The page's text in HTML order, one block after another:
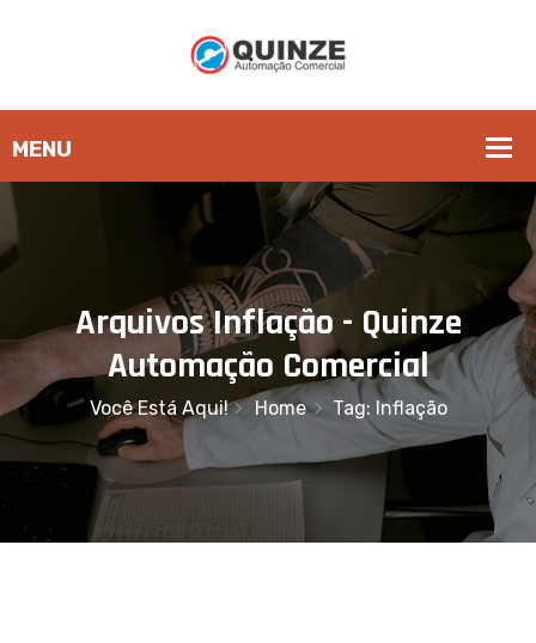
Arquivos Inflação - Quinze
Automação Comercial
Você Está Aqui! Home Tag: Inflação